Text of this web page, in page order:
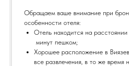
Обращаем ваше внимание при
особенности отеля:
Отель находится на
минут пешком;
Хорошее расположение в
все развлечения, в то же время